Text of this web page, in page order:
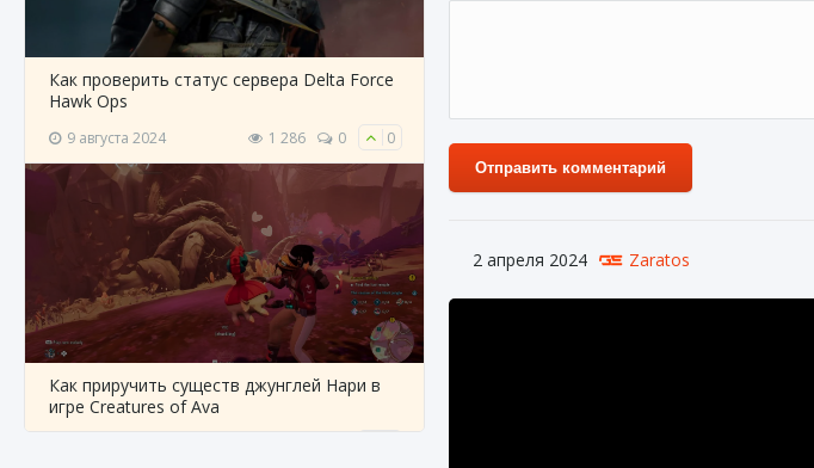
Как проверить статус сервера Delta Force
Hawk Ops
9 августа 2024 1 286 0 0
Как приручить существ джунглей Нари в
игре Creatures of Ava
Отправить комментарий
2 апреля 2024 Zaratos